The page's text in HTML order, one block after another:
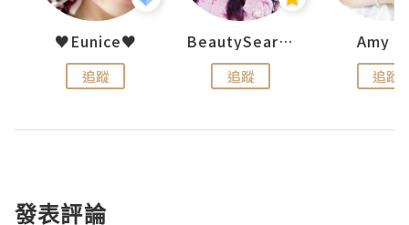
♥Eunice♥
追蹤
BeautySearch
追蹤
Amy
追蹤
發表評論